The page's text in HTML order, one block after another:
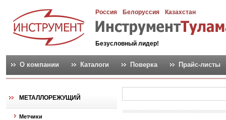
Россия Белоруссия Казахстан
Безусловный лидер!
О компании Каталоги Поверка Прайс-листы
МЕТАЛЛОРЕЖУЩИЙ
Метчики